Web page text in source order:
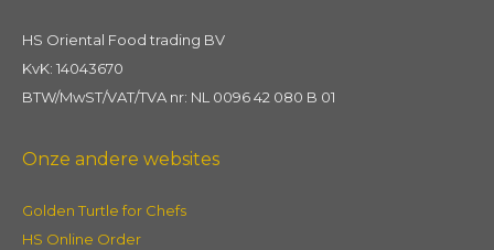
HS Oriental Food trading BV
KvK: 14043670
BTW/MwST/VAT/TVA nr: NL 0096 42 080 B 01
Onze andere websites
Golden Turtle for Chefs
HS Online Order